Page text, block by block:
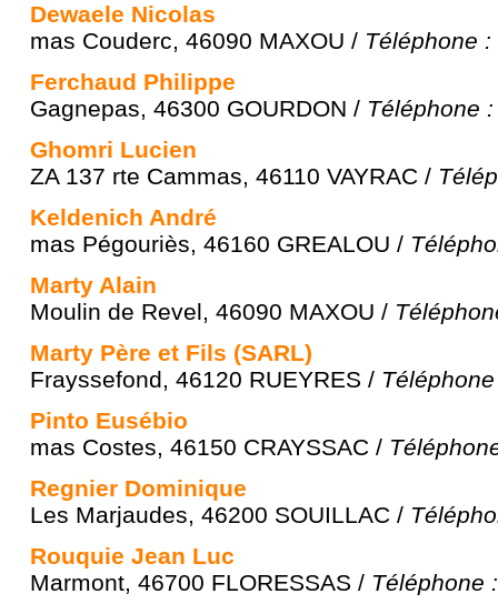
Dewaele Nicolas
mas Couderc, 46090 MAXOU / Téléphone
Ferchaud Philippe
Gagnepas, 46300 GOURDON / Téléphone
Ghomri Lucien
ZA 137 rte Cammas, 46110 VAYRAC /
Keldenich André
mas Pégouriès, 46160 GREALOU /
Marty Alain
Moulin de Revel, 46090 MAXOU /
Marty Père et Fils (SARL)
Frayssefond, 46120 RUEYRES /
Pinto Eusébio
mas Costes, 46150 CRAYSSAC /
Regnier Dominique
Les Marjaudes, 46200 SOUILLAC /
Rouquie Jean Luc
Marmont, 46700 FLORESSAS / Téléphone